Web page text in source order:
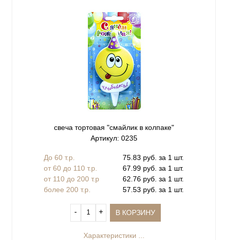
свеча тортовая "смайлик в колпаке"
Артикул: 0235
До 60 т.р.
75.83 руб. за 1 шт.
от 60 до 110 т.р.
67.99 руб. за 1 шт.
от 110 до 200 т.р
62.76 руб. за 1 шт.
более 200 т.р.
57.53 руб. за 1 шт.
‐ + В КОРЗИНУ
Характеристики ...